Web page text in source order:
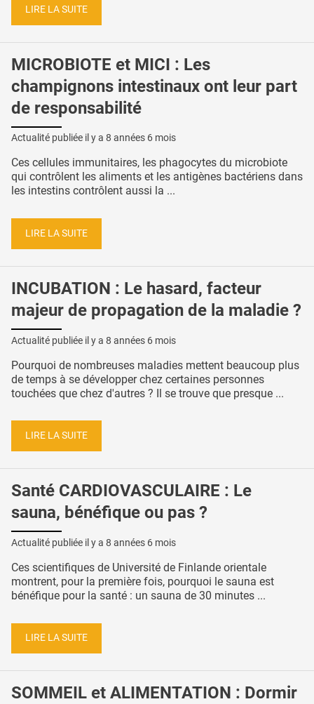
LIRE LA SUITE
MICROBIOTE et MICI : Les
champignons intestinaux ont leur part
de responsabilité
Actualité publiée il y a 8 années 6 mois
Ces cellules immunitaires, les phagocytes du microbiote
qui contrôlent les aliments et les antigènes bactériens dans
les intestins contrôlent aussi la ...
LIRE LA SUITE
INCUBATION : Le hasard, facteur
majeur de propagation de la maladie ?
Actualité publiée il y a 8 années 6 mois
Pourquoi de nombreuses maladies mettent beaucoup plus
de temps à se développer chez certaines personnes
touchées que chez d'autres ? Il se trouve que presque ...
LIRE LA SUITE
Santé CARDIOVASCULAIRE : Le
sauna, bénéfique ou pas ?
Actualité publiée il y a 8 années 6 mois
Ces scientifiques de Université de Finlande orientale
montrent, pour la première fois, pourquoi le sauna est
bénéfique pour la santé : un sauna de 30 minutes ...
LIRE LA SUITE
SOMMEIL et ALIMENTATION : Dormir